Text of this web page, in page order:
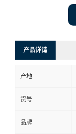
产品详请
产地
货号
品牌